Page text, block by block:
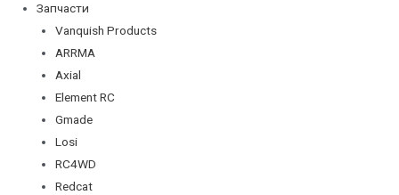
Запчасти
Vanquish Products
ARRMA
Axial
Element RC
Gmade
Losi
RC4WD
Redcat